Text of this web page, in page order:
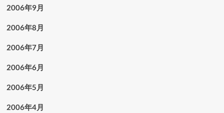
2006年9月
2006年8月
2006年7月
2006年6月
2006年5月
2006年4月